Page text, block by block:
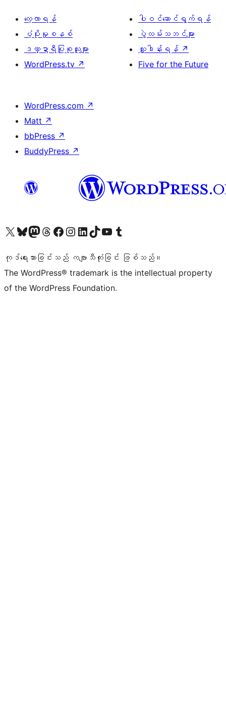
လေ့လာရန်
ပံ့ပိုးမှုစနစ်
ဒဏ္ဍာရီပြုစုသူများ
WordPress.tv ↗
ပါဝင်ဆောင်ရွက်ရန်
ပွဲလမ်းသဘင်များ
လှူဒါန်းရန် ↗
Five for the Future
WordPress.com ↗
Matt ↗
bbPress ↗
BuddyPress ↗
ကျွန်ုပ်တို့၏ X (ယခင် Twitter) အကောင့်သို့ သွားရောက်ကြည့်ရှုပါကျွန်ုပ်တို့၏ Bluesky အကောင့်သို့ ဝင်ရောက်ကြည့်ရှုရန်
ကျွန်ုပ်တို့၏ Mastodon အကောင့်သို့ သွားရောက်ကြည့်ရှုပါကျွန်ုပ်တို့၏ Threads အကောင့်သို့ ဝင်ရောက်ကြည့်ရှုရန်
ကျွန်ုပ်တို့၏ Facebook စာမျက်နှာသို့ သွားရောက်ကြည့်ရှုပါကျွန်ုပ်တို့၏ Instagram အကောင့်သို့ သွားရောက်ကြည့်ရှုပါ ကျွန်ုပ်တို့၏ LinkedIn အကောင့်သို့ သွားရောက်ကြည့်ရှုပါကျွန်ုပ်တို့၏ TikTok အကောင့်သို့ ဝင်ရောက်ကြည့်ရှုရန်
ကျွန်ုပ်တို့၏ YouTube ချန်နယ်သို့ သွားရောက်ကြည့်ရှုပါ ကျွန်ုပ်တို့၏ Tumblr အကောင့်သို့ ဝင်ရောက်ကြည့်ရှုရန်
ကုဒ်ရေးသားခြင်းသည် ကဗျာသီကုံးခြင်း ဖြစ်သည်။
The WordPress® trademark is the intellectual property
of the WordPress Foundation.